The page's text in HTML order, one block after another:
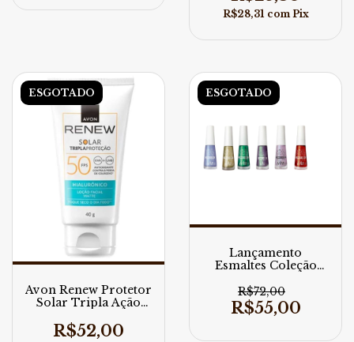
R$28,31 com Pix
ESGOTADO
Avon Renew Protetor
Solar Tripla Ação
R$52,00
ESGOTADO
Lançamento
Esmaltes Coleção
Zodiaco 6 Cores
R$72,00
R$55,00